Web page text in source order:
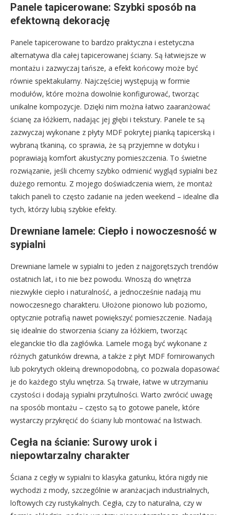
Panele tapicerowane: Szybki sposób na
efektowną dekorację
Panele tapicerowane to bardzo praktyczna i estetyczna
alternatywa dla całej tapicerowanej ściany. Są łatwiejsze w
montażu i zazwyczaj tańsze, a efekt końcowy może być
równie spektakularny. Najczęściej występują w formie
modułów, które można dowolnie konfigurować, tworząc
unikalne kompozycje. Dzięki nim można łatwo zaaranżować
ścianę za łóżkiem, nadając jej głębi i tekstury. Panele te są
zazwyczaj wykonane z płyty MDF pokrytej pianką tapicerską i
wybraną tkaniną, co sprawia, że są przyjemne w dotyku i
poprawiają komfort akustyczny pomieszczenia. To świetne
rozwiązanie, jeśli chcemy szybko odmienić wygląd sypialni bez
dużego remontu. Z mojego doświadczenia wiem, że montaż
takich paneli to często zadanie na jeden weekend – idealne dla
tych, którzy lubią szybkie efekty.
Drewniane lamele: Ciepło i nowoczesność w
sypialni
Drewniane lamele w sypialni to jeden z najgorętszych trendów
ostatnich lat, i to nie bez powodu. Wnoszą do wnętrza
niezwykłe ciepło i naturalność, a jednocześnie nadają mu
nowoczesnego charakteru. Ułożone pionowo lub poziomo,
optycznie potrafią nawet powiększyć pomieszczenie. Nadają
się idealnie do stworzenia ściany za łóżkiem, tworząc
eleganckie tło dla zagłówka. Lamele mogą być wykonane z
różnych gatunków drewna, a także z płyt MDF fornirowanych
lub pokrytych okleiną drewnopodobną, co pozwala dopasować
je do każdego stylu wnętrza. Są trwałe, łatwe w utrzymaniu
czystości i dodają sypialni przytulności. Warto zwrócić uwagę
na sposób montażu – często są to gotowe panele, które
wystarczy przykręcić do ściany lub montować na listwach.
Cegła na ścianie: Surowy urok i
niepowtarzalny charakter
Ściana z cegły w sypialni to klasyka gatunku, która nigdy nie
wychodzi z mody, szczególnie w aranżacjach industrialnych,
loftowych czy rustykalnych. Cegła, czy to naturalna, czy w